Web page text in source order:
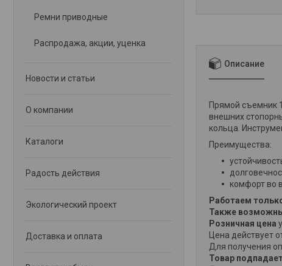
Описание
Прямой съемник
внешних
кольца.
Преимущества:
комфорт во
Работаем
Также
Розничная цена
Цена действует
Для получения
Товар
Ремни приводные
Распродажа, акции, уценка
Новости и статьи
О компании
Каталоги
Радость действия
Экологический проект
Доставка и оплата